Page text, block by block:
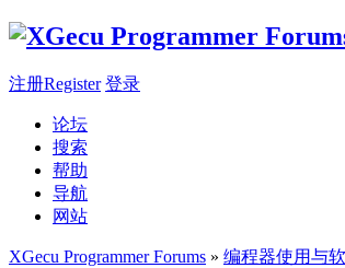
注册Register 登录
论坛
搜索
帮助
导航
网站
XGecu Programmer Forums » 编程器使用与